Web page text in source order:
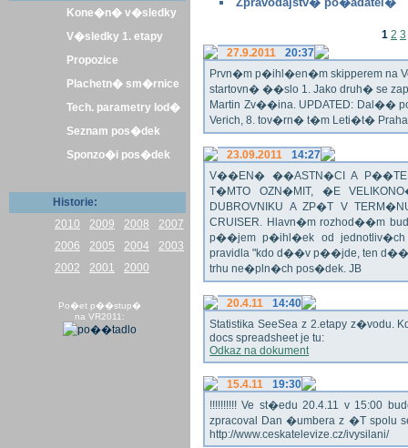
Kone�n� v�sledky
V�sledky 1. etapy
Propozice
Plachetn� sm�rnice
Tech. parametry lod�
Seznam pos�dek
Sponzo�i pos�dek
Historie:
2010
2009 2008
2007
2006
2005 2004
2003
2002
2001 2000
Po�et p��stup�
na VR2011:
1 2 3
27.9.2011
20:37
Prvn�m p�ihl�en�m skipperem na
startovn� ��slo 1. Jako druh� se
Martin Zv��ina. UPDATED: Dal��
Verich, 8. tov�rn� t�m Leti�t� Praha
23.09.2011
14:27
V��EN� ��ASTN�CI A
T�MTO OZN�MIT, �E
DUBROVNIKU A ZP�T V
CRUISER. Hlavn�m rozhod��m
p��jem p�ihl�ek od
pravidla "kdo d��v p��jde, ten
trhu ne�pln�ch pos�dek. JB
20.4.11
14:40
Statistika SeeSea z 2.etapy z�vodu.
docs spreadsheet je tu:
Odkaz na dokument
15.4.11
19:30
!!!!!!!!!! Ve st�edu 20.4.11 v 15:00
zpracoval Dan �umbera z �T spolu
http://www.ceskatelevize.cz/ivysilani/